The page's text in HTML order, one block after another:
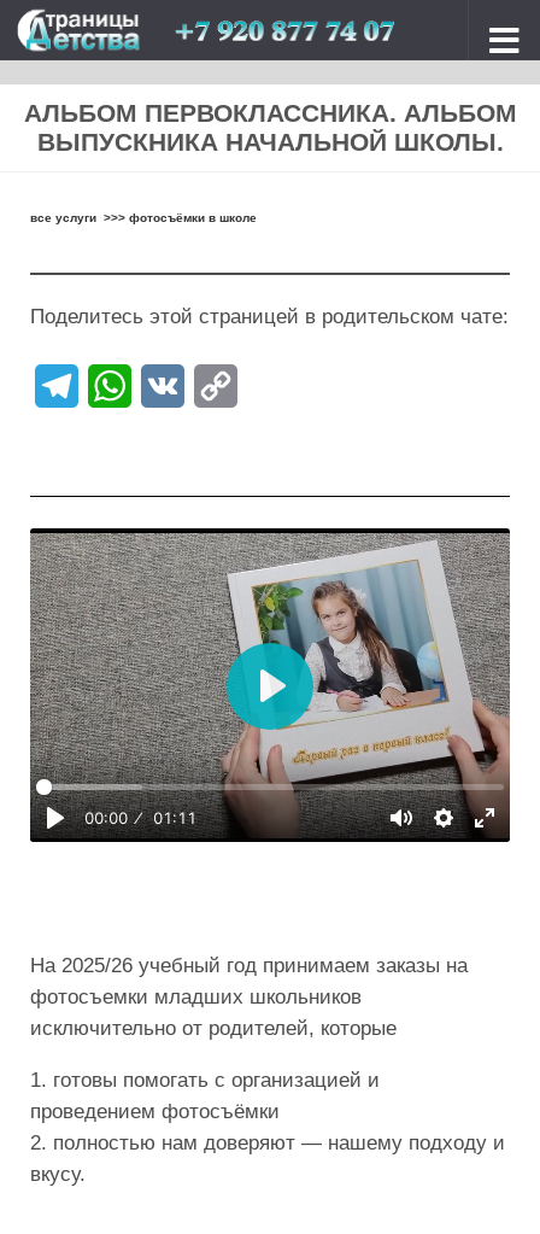
Перейти к содержимому
АЛЬБОМ ПЕРВОКЛАССНИКА. АЛЬБОМ
ВЫПУСКНИКА НАЧАЛЬНОЙ ШКОЛЫ.
все услуги >>> фотосъёмки в школе
Поделитесь этой страницей в родительском чате:
TelegramWhatsApp
VK
На 2025/26 учебный год принимаем заказы на
фотосъемки младших школьников
исключительно от родителей, которые
1. готовы помогать с организацией и
проведением фотосъёмки
2. полностью нам доверяют — нашему подходу и
вкусу.